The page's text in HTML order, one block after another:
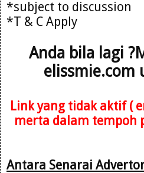
*subject to discussion
*T & C Apply
Anda bila lagi
elissmie.com
Link yang tidak aktif (
merta dalam tempoh
Antara Senarai